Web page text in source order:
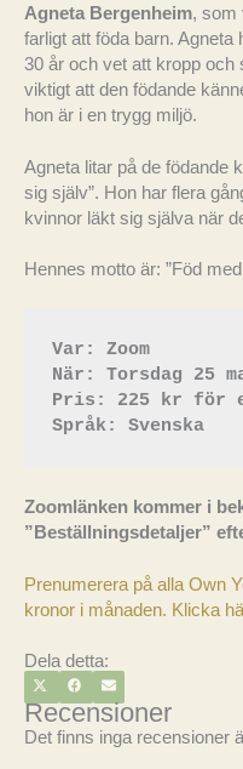
Agneta Bergenheim, som
farligt att föda barn.
30 år och vet att kropp och
viktigt att den födande
hon är i en trygg miljö.
Agneta litar på de födande
sig själv”. Hon har flera
kvinnor läkt sig själva när
Hennes motto är: ”Föd
Var: Zoom
När: Torsdag 25
Pris: 225 kr för
Språk: Svenska
Zoomlänken kommer i
”Beställningsdetaljer”
Prenumerera på alla Own
kronor i månaden. Klicka
Dela detta:
DELA
PÅ
T
W
I
T
DELA
PÅ
C
E
B
O
DELA
PÅ
P
O
S
T
Recensioner
Det finns inga recensioner